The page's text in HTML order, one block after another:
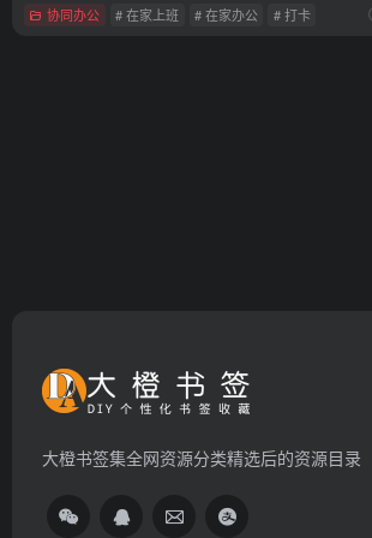
协同办公 # 在家上班 # 在家办公 # 打卡
大橙书签集全网资源分类精选后的资源目录